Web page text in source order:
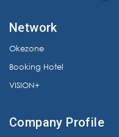
Network
Okezone
Booking Hotel
VISION+
Company Profile